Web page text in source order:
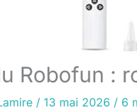
Robofun :
/ 13 mai 2026 / 6